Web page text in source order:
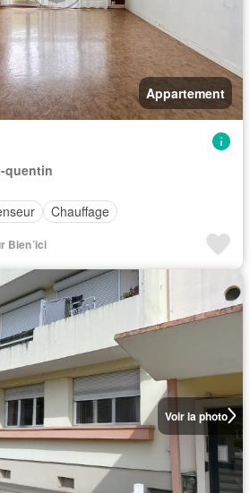
Appartement
quentin
Chauffage
Bien´ici
Voir la photo